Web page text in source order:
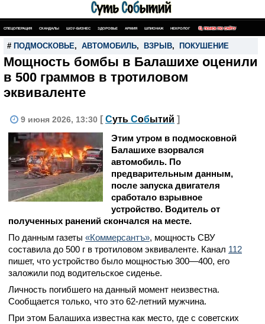
СПЕЦОПЕРАЦИЯ СКАНДАЛЫ ШОУ-БИЗНЕС ЗДОРОВЬЕ АРМИЯ ШПИОНАЖ НЕКРОЛОГ ПОИСК ПО САЙТУ
# ПОДМОСКОВЬЕ, АВТОМОБИЛЬ, ВЗРЫВ, ПОКУШЕНИЕ
Мощность бомбы в Балашихе оценили
в 500 граммов в тротиловом
эквиваленте
9 июня 2026, 13:30 [ Суть Событий ]
Этим утром в подмосковной
Балашихе взорвался
автомобиль. По
предварительным данным,
после запуска двигателя
сработало взрывное
устройство. Водитель от
полученных ранений скончался на месте.
По данным газеты «Коммерсантъ», мощность СВУ
составила до 500 г в тротиловом эквиваленте. Канал 112
пишет, что устройство было мощностью 300—400, его
заложили под водительское сиденье.
Личность погибшего на данный момент неизвестна.
Сообщается только, что это 62-летний мужчина.
При этом Балашиха известна как место, где с советских